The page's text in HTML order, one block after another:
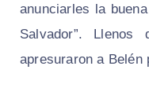
anunciarles la
Salvador”. Llenos
apresuraron a Belén